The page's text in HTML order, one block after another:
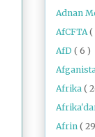
Adnan
AfCFTA (
AfD ( 6 )
Afrika (
Afrin (